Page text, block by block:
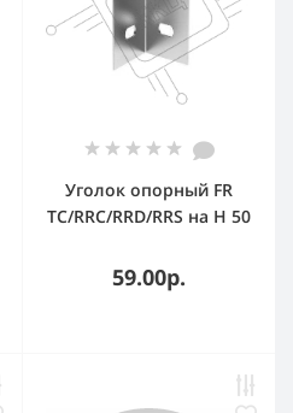
Уголок опорный FR
TC/RRC/RRD/RRS на H 50
59.00р.